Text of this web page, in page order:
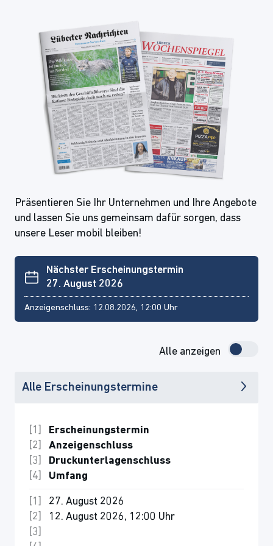
Präsentieren Sie Ihr Unternehmen und Ihre Angebote
und lassen Sie uns gemeinsam dafür sorgen, dass
unsere Leser mobil bleiben!
Nächster Erscheinungstermin
27. August 2026
Anzeigenschluss: 12.08.2026, 12:00 Uhr
Alle anzeigen
Alle Erscheinungstermine
Erscheinungstermin
Anzeigenschluss
Druckunterlagenschluss
Umfang
27. August 2026
12. August 2026, 12:00 Uhr